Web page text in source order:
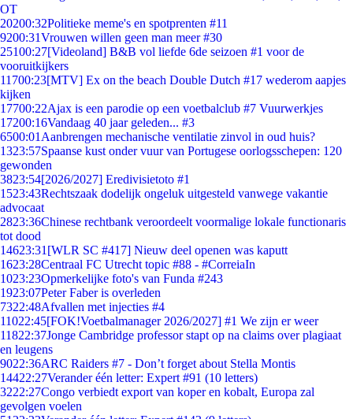
OT
20200:32Politieke meme's en spotprenten #11
9200:31Vrouwen willen geen man meer #30
25100:27[Videoland] B&B vol liefde 6de seizoen #1 voor de
vooruitkijkers
11700:23[MTV] Ex on the beach Double Dutch #17 wederom aapjes
kijken
17700:22Ajax is een parodie op een voetbalclub #7 Vuurwerkjes
17200:16Vandaag 40 jaar geleden... #3
6500:01 Aanbrengen mechanische ventilatie zinvol in oud huis?
1323:57Spaanse kust onder vuur van Portugese oorlogsschepen: 120
gewonden
3823:54[2026/2027] Eredivisietoto #1
1523:43Rechtszaak dodelijk ongeluk uitgesteld vanwege vakantie
advocaat
2823:36Chinese rechtbank veroordeelt voormalige lokale functionaris
tot dood
14623:31 [WLR SC #417] Nieuw deel openen was kaputt
1623:28Centraal FC Utrecht topic #88 - #CorreiaIn
1023:23Opmerkelijke foto's van Funda #243
1923:07Peter Faber is overleden
7322:48Afvallen met injecties #4
11022:45[FOK!Voetbalmanager 2026/2027] #1 We zijn er weer
11822:37Jonge Cambridge professor stapt op na claims over plagiaat
en leugens
9022:36ARC Raiders #7 - Don’t forget about Stella Montis
14422:27Verander één letter: Expert #91 (10 letters)
3222:27Congo verbiedt export van koper en kobalt, Europa zal
gevolgen voelen